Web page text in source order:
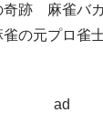
奇跡 麻雀バ
の元プロ雀
ad